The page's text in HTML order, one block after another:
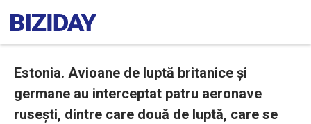
Estonia. Avioane de luptă britanice și
germane au interceptat patru aeronave
rusești, dintre care două de luptă, care se